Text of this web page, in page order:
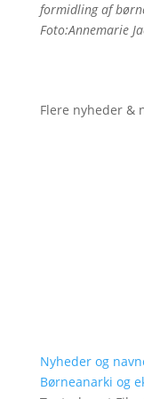
formidling af
Foto:Annemarie
Flere nyheder &
Nyheder og
Børneanarki og